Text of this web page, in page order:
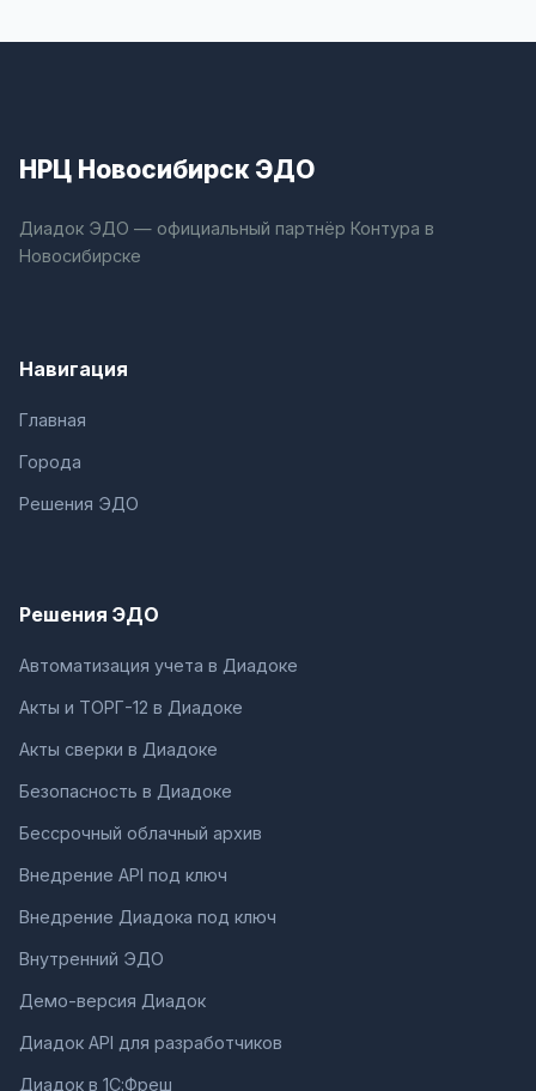
НРЦ Новосибирск ЭДО
Диадок ЭДО — официальный партнёр Контура в
Новосибирске
Навигация
Главная
Города
Решения ЭДО
Решения ЭДО
Автоматизация учета в Диадоке
Акты и ТОРГ-12 в Диадоке
Акты сверки в Диадоке
Безопасность в Диадоке
Бессрочный облачный архив
Внедрение API под ключ
Внедрение Диадока под ключ
Внутренний ЭДО
Демо-версия Диадок
Диадок API для разработчиков
Диадок в 1С:Фреш